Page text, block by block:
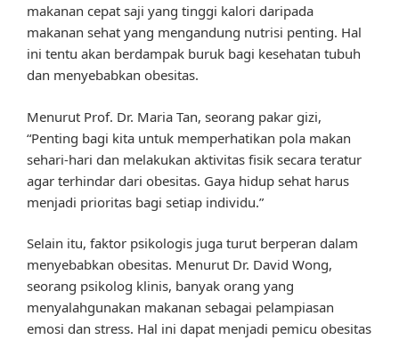
makanan cepat saji yang tinggi kalori daripada
makanan sehat yang mengandung nutrisi penting. Hal
ini tentu akan berdampak buruk bagi kesehatan tubuh
dan menyebabkan obesitas.
Menurut Prof. Dr. Maria Tan, seorang pakar gizi,
“Penting bagi kita untuk memperhatikan pola makan
sehari-hari dan melakukan aktivitas fisik secara teratur
agar terhindar dari obesitas. Gaya hidup sehat harus
menjadi prioritas bagi setiap individu.”
Selain itu, faktor psikologis juga turut berperan dalam
menyebabkan obesitas. Menurut Dr. David Wong,
seorang psikolog klinis, banyak orang yang
menyalahgunakan makanan sebagai pelampiasan
emosi dan stress. Hal ini dapat menjadi pemicu obesitas